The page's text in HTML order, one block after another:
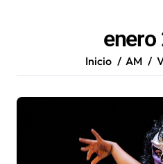
enero
Inicio AM